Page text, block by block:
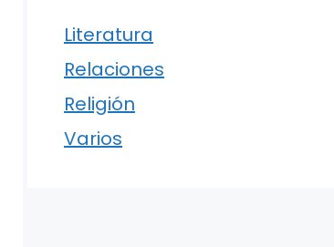
Literatura
Relaciones
Religión
Varios